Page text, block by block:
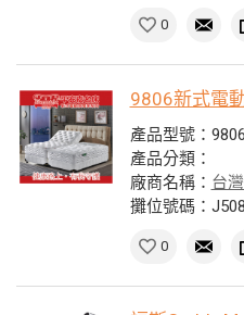
0
9806新式電
產品型號：
產品分類：
廠商名稱： 台
攤位號碼：J508
0